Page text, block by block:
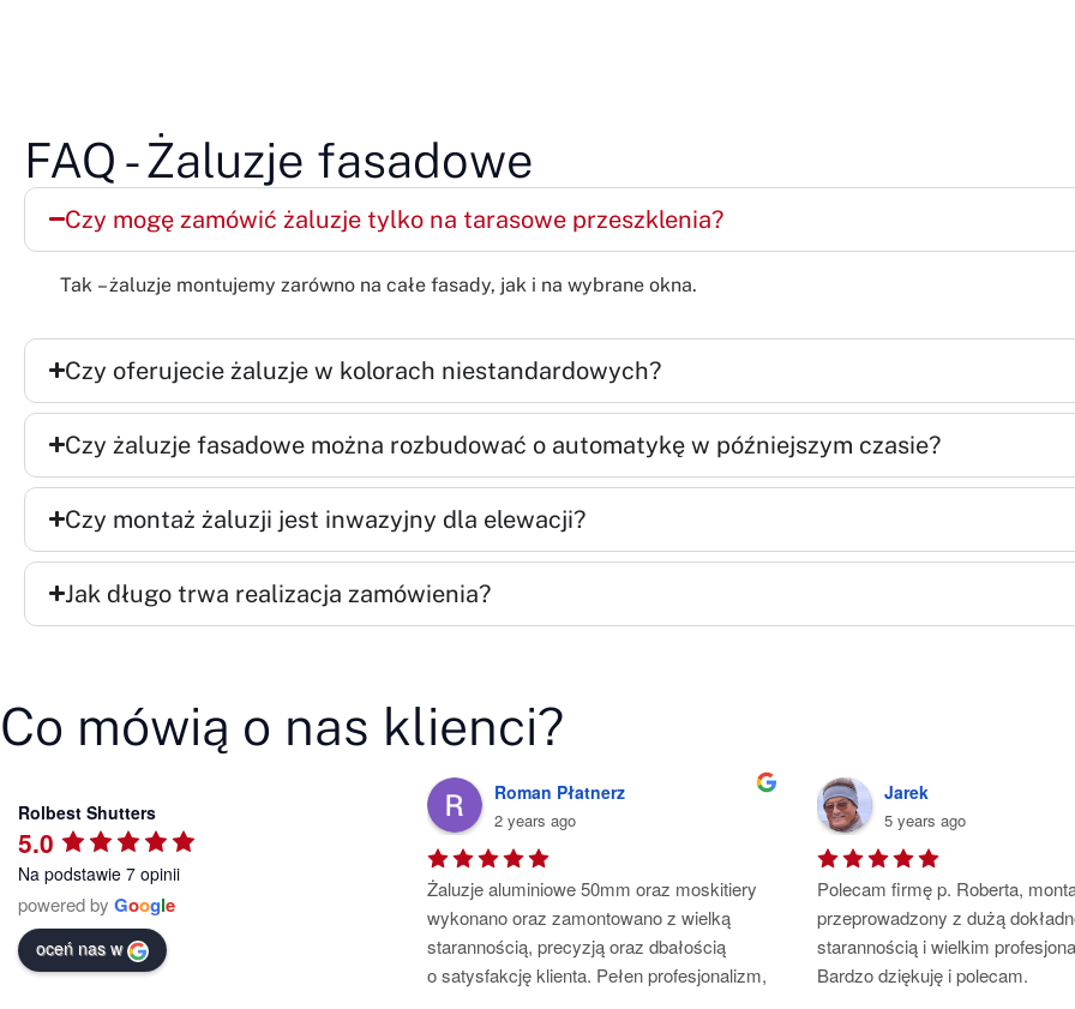
FAQ - Żaluzje fasadowe
Czy mogę zamówić żaluzje tylko na tarasowe przeszklenia?
Tak – żaluzje montujemy zarówno na całe fasady, jak i na wybrane okna.
Czy oferujecie żaluzje w kolorach niestandardowych?
Czy żaluzje fasadowe można rozbudować o automatykę w późniejszym czasie?
Czy montaż żaluzji jest inwazyjny dla elewacji?
Jak długo trwa realizacja zamówienia?
Co mówią o nas klienci?
Rolbest Shutters
5.0
Na podstawie 7 opinii
powered by Google
oceń nas w
a year ago
Współpraca z nimi to czysta przyjemność
🙂
Roman Płatnerz
2 years ago
Żaluzje aluminiowe 50mm oraz moskitiery
wykonano oraz zamontowano z wielką
starannością, precyzją oraz dbałością
o satysfakcję klienta. Pełen profesjonalizm,
Jarek
5 years ago
Polecam firmę p. Roberta,
przeprowadzony z dużą
starannością i wielkim
Bardzo dziękuję i polecam.